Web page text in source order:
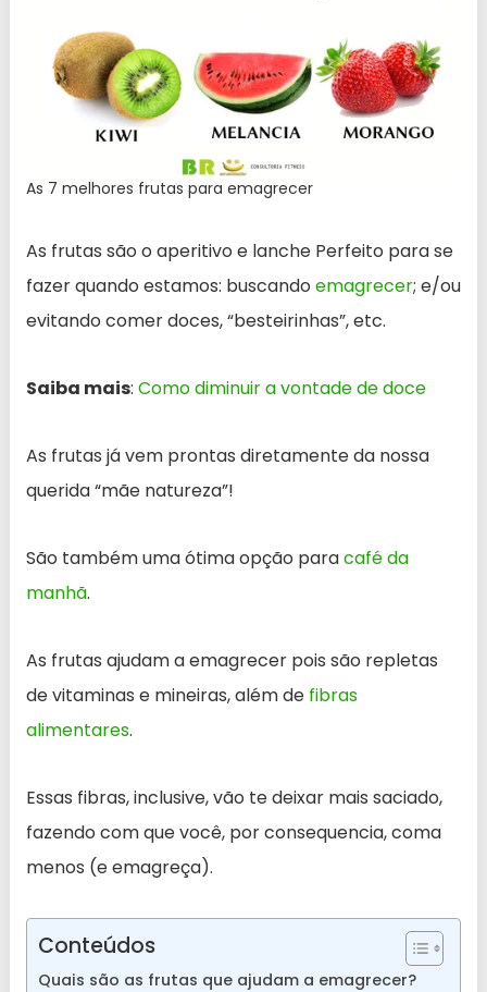
As 7 melhores frutas para emagrecer
As frutas são o aperitivo e lanche Perfeito para se
fazer quando estamos: buscando emagrecer; e/ou
evitando comer doces, “besteirinhas”, etc.
Saiba mais: Como diminuir a vontade de doce
As frutas já vem prontas diretamente da nossa
querida “mãe natureza”!
São também uma ótima opção paracafé da
manhã.
As frutas ajudam a emagrecer pois são repletas
de vitaminas e mineiras, além de fibras
alimentares.
Essas fibras, inclusive, vão te deixar mais saciado,
fazendo com que você, por consequencia, coma
menos (e emagreça).
Conteúdos
Quais são as frutas que ajudam a emagrecer?